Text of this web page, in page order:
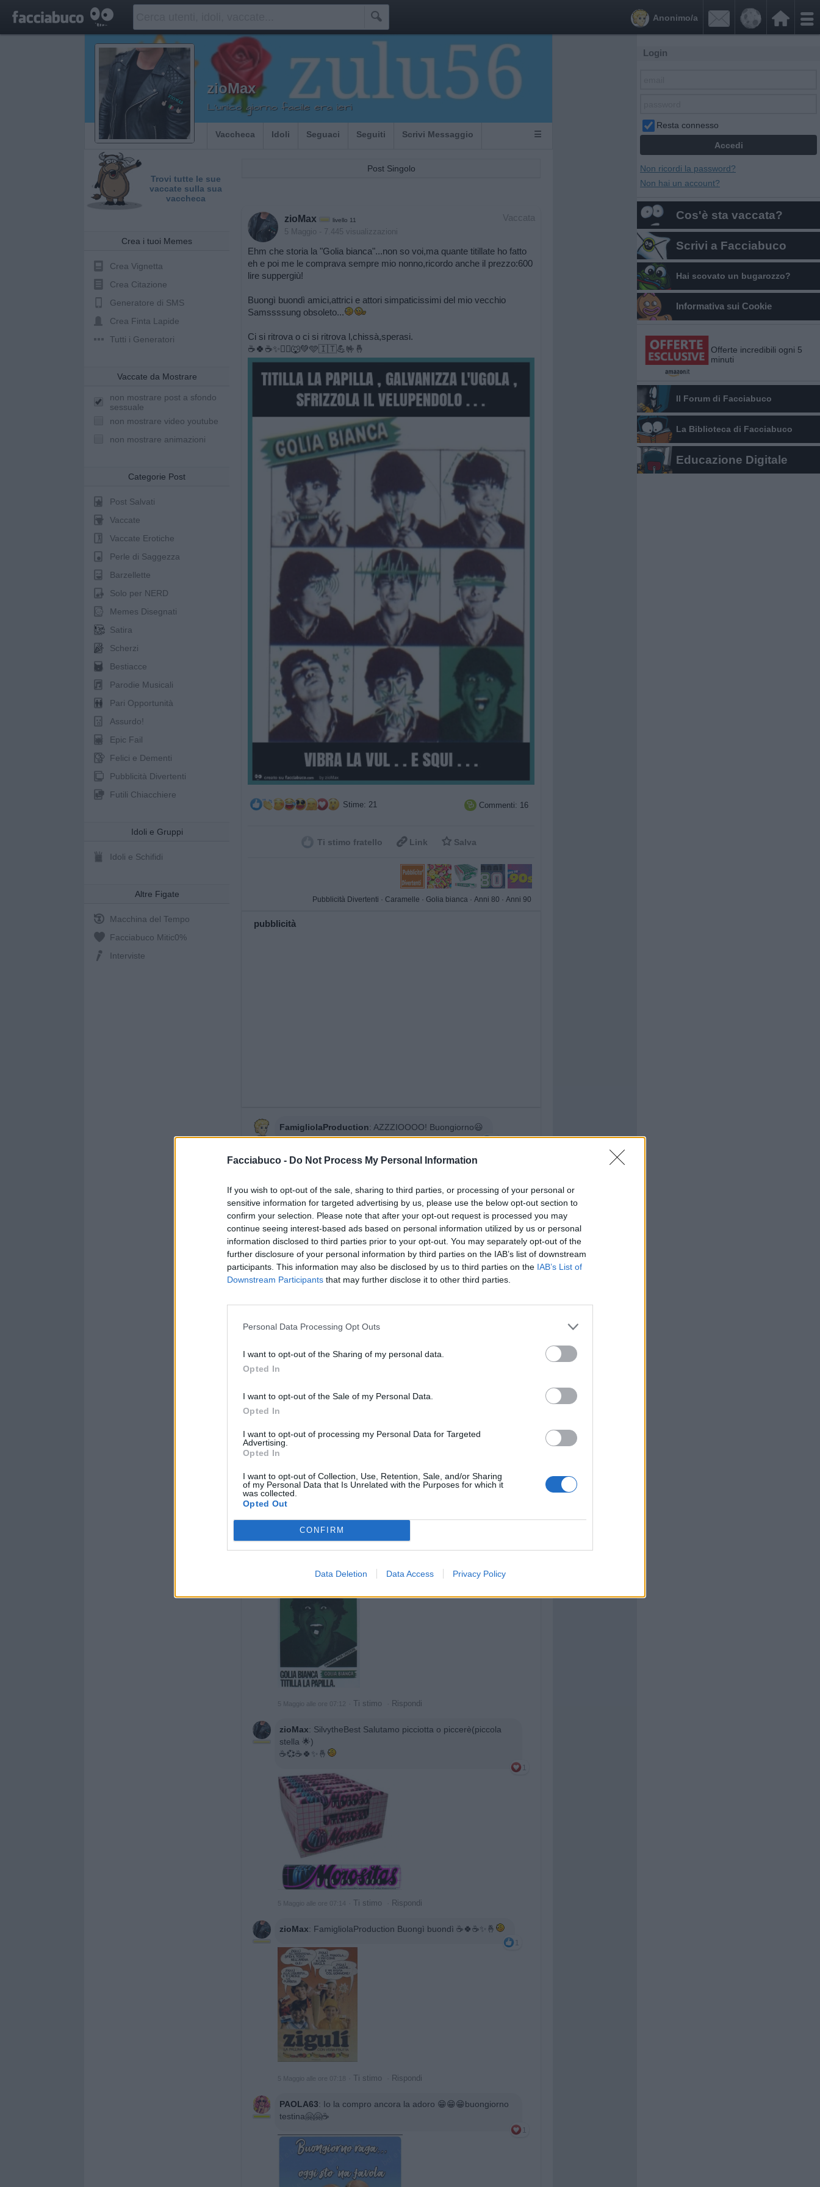
Facciabuco - Do Not Process My Personal Information
If you wish to opt-out of the sale, sharing to third parties, or processing of your personal or
sensitive information for targeted advertising by us, please use the below opt-out section to
confirm your selection. Please note that after your opt-out request is processed you may
continue seeing interest-based ads based on personal information utilized by us or personal
information disclosed to third parties prior to your opt-out. You may separately opt-out of the
further disclosure of your personal information by third parties on the IAB’s list of downstream
participants. This information may also be disclosed by us to third parties on the IAB’s List of
Downstream Participants that may further disclose it to other third parties.
Personal Data Processing Opt Outs
I want to opt-out of the Sharing of my personal data.
Opted In
I want to opt-out of the Sale of my Personal Data.
Opted In
I want to opt-out of processing my Personal Data for Targeted
Advertising.
Opted In
I want to opt-out of Collection, Use, Retention, Sale, and/or Sharing
of my Personal Data that Is Unrelated with the Purposes for which it
was collected.
Opted Out
CONFIRM
Data Deletion Data Access Privacy Policy
 

Anonimo/a
zioMax
L'unico giorno facile era ieri
Vaccheca Idoli Seguaci Seguiti Scrivi Messaggio ☰
Trovi tutte le sue
vaccate sulla sua
vaccheca
Crea i tuoi Memes
Crea Vignetta
Crea Citazione
Generatore di SMS
Crea Finta Lapide
Tutti i Generatori
Vaccate da Mostrare
non mostrare post a sfondo
sessuale
non mostrare video youtube
non mostrare animazioni
Categorie Post
Post Salvati
Vaccate
Vaccate Erotiche
Perle di Saggezza
Barzellette
Solo per NERD
Memes Disegnati
Satira
Scherzi
Bestiacce
Parodie Musicali
Pari Opportunità
Assurdo!
Epic Fail
Felici e Dementi
Pubblicità Divertenti
Futili Chiacchiere
Idoli e Gruppi
Idoli e Schifidi
Altre Figate
Macchina del Tempo
Facciabuco Mitic0%
Interviste
Post Singolo
Vaccata
zioMax livello 11
5 Maggio - 7.445 visualizzazioni
Ehm che storia la "Golia bianca"...non so voi,ma quante titillate ho fatto
eh e poi me le comprava sempre mio nonno,ricordo anche il prezzo:600
lire suppergiù!
Buongì buondì amici,attrici e attori simpaticissimi del mio vecchio
Samssssung obsoleto...
Ci si ritrova o ci si ritrova l,chissà,sperasi.
☕️🍀☕️✨️🏃‍♂️🐺💚🩵🇮🇹💪🤟🤞
Stime: 21  Commenti: 16
Ti stimo fratello  Link  Salva
Pubblicità Divertenti · Caramelle · Golia bianca · Anni 80 · Anni 90
pubblicità
FamigliolaProduction: AZZZIOOOO! Buongiorno😃
🤗🤗😘😘
1
5 Maggio alle ore 07:07 ·Ti stimo ·Rispondi
Giallino56:Che friskezzz...😁👋 jornissimo 🙋☕
1
5 Maggio alle ore 07:08·Ti stimo·Rispondi
1
piccina piccìn
zioMax:Giallino56 Ciao e bona jurnat' guagliò
🍀✨️🤞
5 Maggio alle ore 07:12 Ti stimo Rispondi
zioMax: SilvytheBest Salutamo picciotta o piccerè(piccola
stella 🌟)
☕️💞☕️🍀✨️🤞
1
5 Maggio alle ore 07:14 Ti stimo Rispondi
zioMax: FamigliolaProduction Buongì buondì ☕️🍀☕️✨️🤞
1
5 Maggio alle ore 07:18 Ti stimo Rispondi
PAOLA63: Io la compro ancora la adoro 😁😁😁buongiorno
testina🤗🤗☕️
1
Login
Resta connesso
Non ricordi la password?
Non hai un account?
Cos'è sta vaccata?
Scrivi a Facciabuco
Hai scovato un bugarozzo?
Informativa sui Cookie
Offerte incredibili ogni 5
minuti
Il Forum di Facciabuco
La Biblioteca di Facciabuco
Educazione Digitale